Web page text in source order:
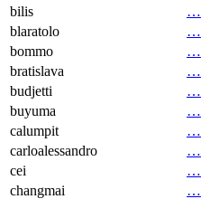
bilis
…
blaratolo
…
bommo
…
bratislava
…
budjetti
…
buyuma
…
calumpit
…
carloalessandro
…
cei
…
changmai
…